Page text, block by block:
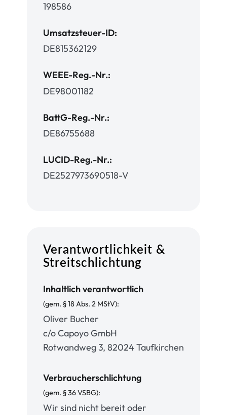
198586
Umsatzsteuer-ID:
DE815362129
WEEE-Reg.-Nr.:
DE98001182
BattG-Reg.-Nr.:
DE86755688
LUCID-Reg.-Nr.:
DE2527973690518-V
Verantwortlichkeit &
Streitschlichtung
Inhaltlich verantwortlich
(gem. § 18 Abs. 2 MStV):
Oliver Bucher
c/o Capoyo GmbH
Rotwandweg 3, 82024 Taufkirchen
Verbraucherschlichtung
(gem. § 36 VSBG):
Wir sind nicht bereit oder